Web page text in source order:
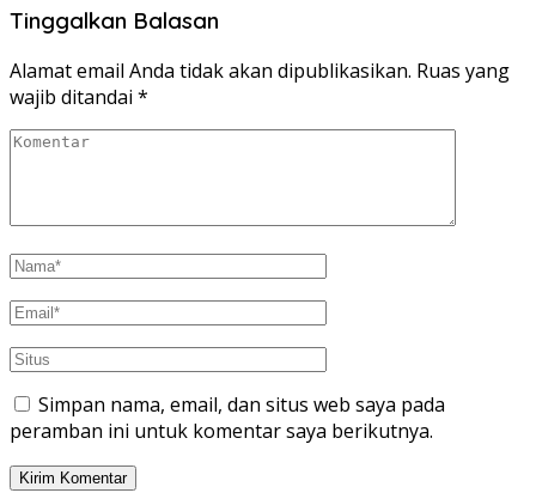
Tinggalkan Balasan
Alamat email Anda tidak akan dipublikasikan. Ruas yang
wajib ditandai *
Simpan nama, email, dan situs web saya pada
peramban ini untuk komentar saya berikutnya.